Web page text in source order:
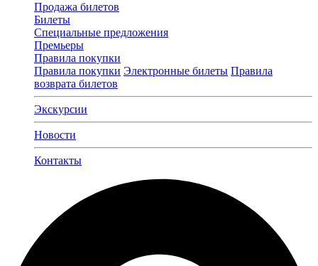
Продажа билетов
Билеты
Специальные предложения
Премьеры
Правила покупки
Правила покупки Электронные билеты Правила
возврата билетов
Экскурсии
Новости
Контакты